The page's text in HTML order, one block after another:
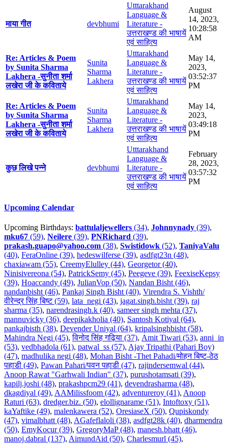
माया गीत devbhumi
Utttarakhand
Language &
Literature -
उत्तराखण्ड की भाषायें
एवं साहित्य
August
14, 2023,
10:28:58
AM
Re: Articles & Poem
by Sunita Sharma
Lakhera -सुनीता शर्मा
लखेरा जी के कविताये
Sunita
Sharma
Lakhera
Utttarakhand
Language &
Literature -
उत्तराखण्ड की भाषायें
एवं साहित्य
May 14,
2023,
03:52:37
PM
Re: Articles & Poem
by Sunita Sharma
Lakhera -सुनीता शर्मा
लखेरा जी के कविताये
Sunita
Sharma
Lakhera
Utttarakhand
Language &
Literature -
उत्तराखण्ड की भाषायें
एवं साहित्य
May 14,
2023,
03:49:18
PM
कुछ लिखे पन्ने devbhumi
Utttarakhand
Language &
Literature -
उत्तराखण्ड की भाषायें
एवं साहित्य
February
28, 2023,
03:57:32
PM
Upcoming Calendar
Upcoming Birthdays: battulaljewellers (34), Johnnynady (39),
mku67 (59), Neilere (39), PNRichard (39),
prakash.guapo@yahoo.com (38), Swistidowk (52), TaniyaValu
(40), FeraOnline (39), hedeswilferse (39), asdfgt23n (48),
chaxiawam (55), CreemyElulley (44), Georgetor (40),
Ninisivereona (54), PatrickSemy (45), Peegeve (39), FeexiseKepsy
(39), Hoaccandy (49), JulianVop (50), Nandan Bisht (46),
nandanbisht (46), Pankaj Singh Bisht (40), Virendra S. Vishth/
वीरेन्द्र सिंह बिष्ट (59), lata_negi (43), jagat.singh.bisht (39), raj
sharma (35), narendrasingh.k (40), sameer singh mehta (37),
mannuvicky (36), deepikakholia (40), Santosh Kotiyal (64),
pankajbisth (38), Devender Uniyal (64), kripalsinghbisht (58),
Mahindra Negi (45),विनोद सिंह गढ़िया (37), Amit Tiwari (53), anni_in
(53), vedbhadola (61), patwal_ss (57), Ajay Tripathi (Pahari Boy)
(47), madhulika negi (48), Mohan Bisht -Thet Pahadi/मोहन बिष्ट-ठेठ
पहाडी (49), Pawan Pahari/पवन पहाडी (47), rajindersemwal (44),
Anoop Rawat "Garhwali Indian" (37), purushotamsati (39),
kapilj.joshi (48), prakashpcm29 (41), devendrasharma (48),
dkagdiyal (49), AAMilissfoom (42), adventureroy (41), Anoop
Raturi (63), dredger.biz. (50), elollignarame (51), Intoftoxy (51),
kaYaftike (49), malenkawera (52), OresiaseX (50), Qupiskondy
(47), vimalbhatt (48), AGafeflaloli (38), asdfgt28k (40), dharmendra
(50), EmyKocur (39), GregoryMaP (48), manesh.bhatt (46),
manoj.dabral (137), AimundAid (50), Charlesmurl (45),